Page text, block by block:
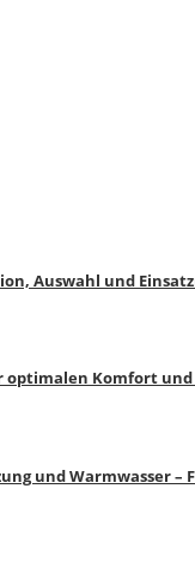
Auswahl und
Komfort
und Warmwasser –